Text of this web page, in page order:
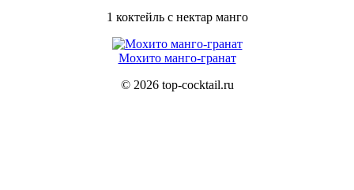
1 коктейль с нектар манго
Мохито манго-гранат
© 2026 top-cocktail.ru